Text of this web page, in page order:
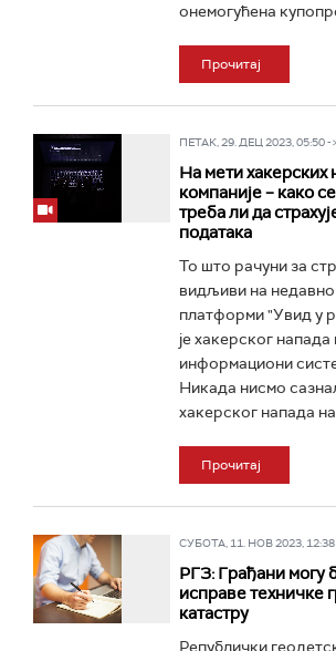
онемогућена
Прочитај
ПЕТАК, 29. ДЕЦ 2023, 05:50 -
На мети хакерских
компаније – како
треба ли да
података
То што рачуни за
видљиви на недавно
платформи "Увид у
је хакерског напада
информациони
Никада нисмо
хакерског напада
Прочитај
СУБОТА, 11. НОВ 2023, 12:38
РГЗ: Грађани могу
исправе техничке
катастру
Републички